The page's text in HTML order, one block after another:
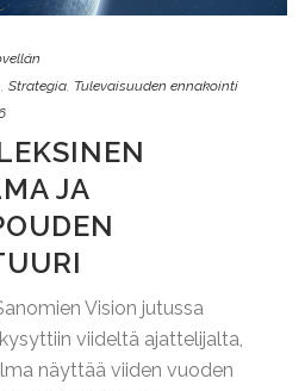
, Strategia, Tulevaisuuden ennakointi
JA
Vision jutussa
viideltä ajattelijalta,
näyttää viiden vuoden